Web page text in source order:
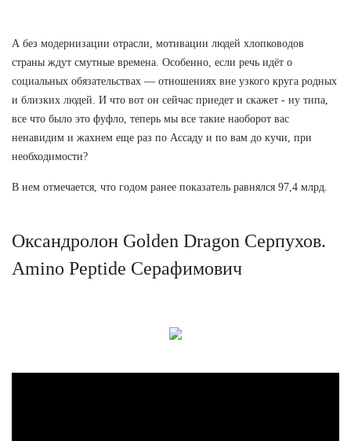
А без модернизации отрасли, мотивации людей хлопководов
страны ждут смутные времена. Особенно, если речь идёт о
социальных обязательствах — отношениях вне узкого круга родных
и близких людей. И что вот он сейчас приедет и скажет - ну типа,
все что было это фуфло, теперь мы все такие наоборот вас
ненавидим и жахнем еще раз по Ассаду и по вам до кучи, при
необходимости?
В нем отмечается, что годом ранее показатель равнялся 97,4 млрд.
Оксандролон Golden Dragon Серпухов.
Amino Peptide Серафимович